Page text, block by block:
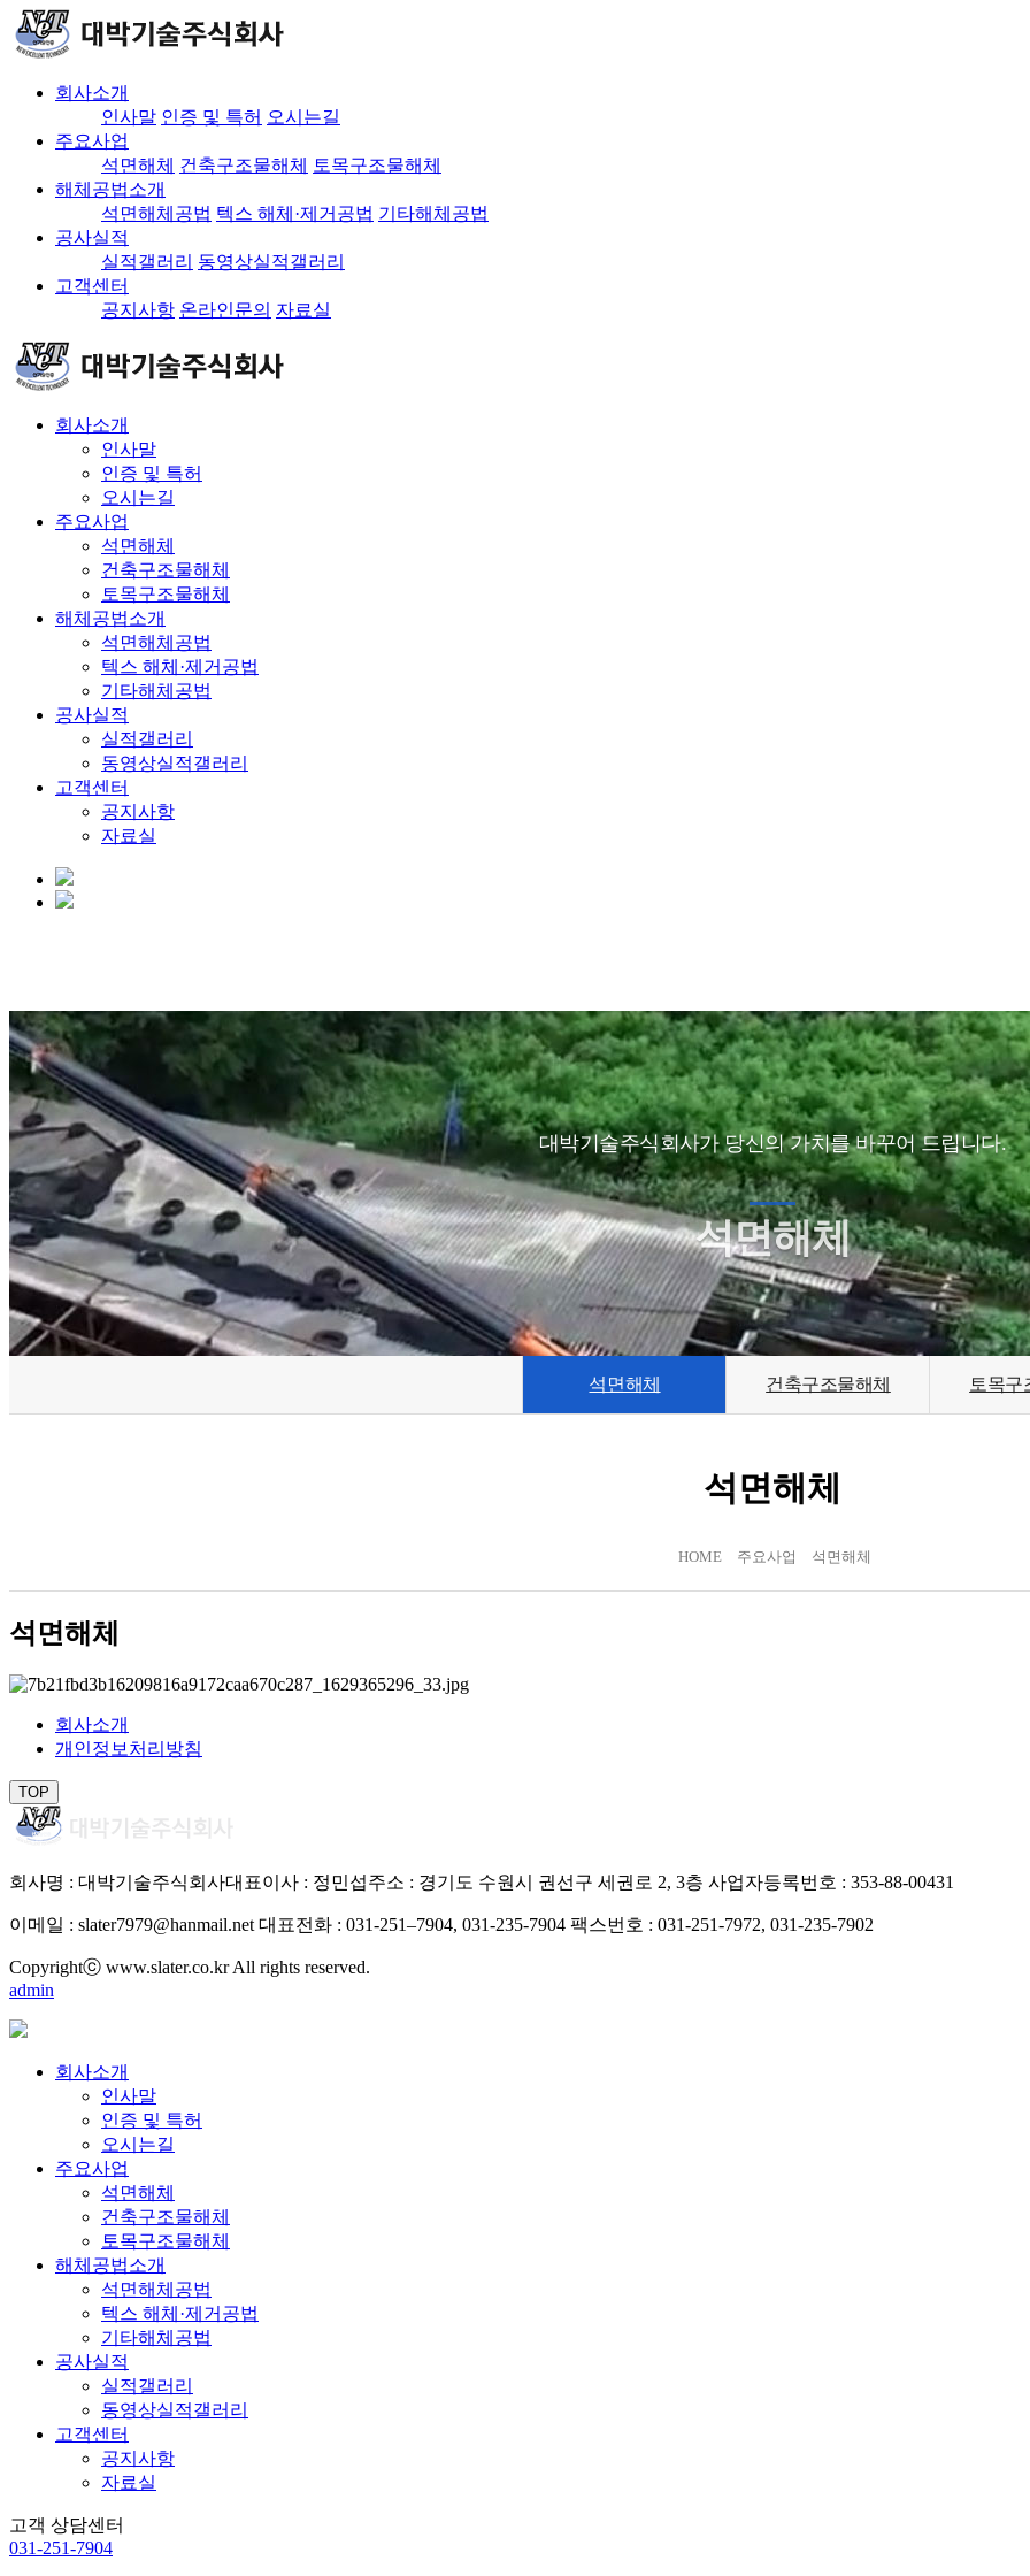
회사소개
인사말 인증 및 특허 오시는길
주요사업
석면해체 건축구조물해체
토목구조물해체
해체공법소개
석면해체공법 텍스 해체·제거공법 기타해체공법
공사실적
실적갤러리 동영상실적갤러리
고객센터
공지사항 온라인문의 자료실
회사소개
인사말
인증 및 특허
오시는길
주요사업
석면해체
건축구조물해체
토목구조물해체
해체공법소개
석면해체공법
텍스 해체·제거공법
기타해체공법
공사실적
실적갤러리
동영상실적갤러리
고객센터
공지사항
자료실
대박기술주식회사가 당신의 가치를 바꾸어 드립니다.
석면해체
석면해체 건축구조물해체 토목구
석면해체
HOME 주요사업 석면해체
석면해체
회사소개
개인정보처리방침
TOP
회사명 : 대박기술주식회사대표이사 : 정민섭주소 : 경기도 수원시 권선구 세권로 2, 3층 사업자등록번호 : 353-88-00431
이메일 : slater7979@hanmail.net 대표전화 : 031-251–7904, 031-235-7904 팩스번호 : 031-251-7972, 031-235-7902
Copyrightⓒ www.slater.co.kr All rights reserved.
admin
회사소개
인사말
인증 및 특허
오시는길
주요사업
석면해체
건축구조물해체
토목구조물해체
해체공법소개
석면해체공법
텍스 해체·제거공법
기타해체공법
공사실적
실적갤러리
동영상실적갤러리
고객센터
공지사항
자료실
고객 상담센터
031-251-7904